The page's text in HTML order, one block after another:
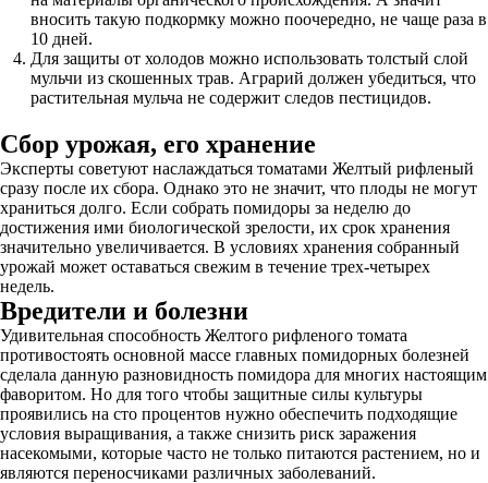
вносить такую подкормку можно поочередно, не чаще раза в
10 дней.
Для защиты от холодов можно использовать толстый слой
мульчи из скошенных трав. Аграрий должен убедиться, что
растительная мульча не содержит следов пестицидов.
Сбор урожая, его хранение
Эксперты советуют наслаждаться томатами Желтый рифленый
сразу после их сбора. Однако это не значит, что плоды не могут
храниться долго. Если собрать помидоры за неделю до
достижения ими биологической зрелости, их срок хранения
значительно увеличивается. В условиях хранения собранный
урожай может оставаться свежим в течение трех-четырех
недель.
Вредители и болезни
Удивительная способность Желтого рифленого томата
противостоять основной массе главных помидорных болезней
сделала данную разновидность помидора для многих настоящим
фаворитом. Но для того чтобы защитные силы культуры
проявились на сто процентов нужно обеспечить подходящие
условия выращивания, а также снизить риск заражения
насекомыми, которые часто не только питаются растением, но и
являются переносчиками различных заболеваний.